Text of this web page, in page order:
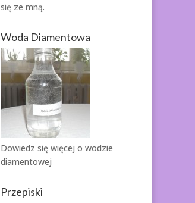
się ze mną.
Woda Diamentowa
Dowiedz się więcej o wodzie
diamentowej
Przepiski